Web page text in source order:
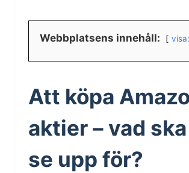
Webbplatsens innehåll: visa:
Att köpa
aktier – vad
se upp för?